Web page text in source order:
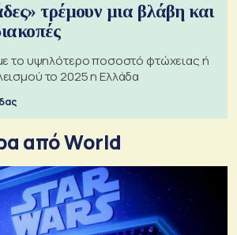
τρέμουν μια βλάβη και
το υψηλότερο ποσοστό φτώχειας ή
το 2025 η Ελλάδα
από World